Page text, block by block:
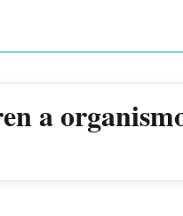
a